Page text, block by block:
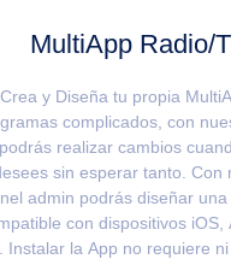
MultiApp Radio/
Crea y Diseña tu propia
complicados, con
podrás realizar cambios
sin esperar tanto. Con
admin podrás diseñar una
con dispositivos iOS,
Instalar la App no requiere